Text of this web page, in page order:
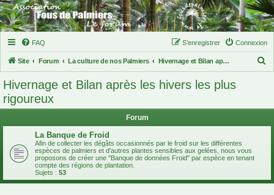
FAQ Connexion
S’enregistrer
Site Forum La culture de nos Palmiers Hivernage et Bilan après les hivers les plus rigoureux
Hivernage et Bilan après les hivers les plus
rigoureux
Forum
La Banque de Froid
Afin de collecter les dégâts occasionnés par le froid sur les différentes
espèces de palmiers et d'autres plantes sensibles aux gelées, nous vous
proposons de créer une "Banque de données Froid" par espèce en tenant
compte des régions de plantation.
Sujets : 53